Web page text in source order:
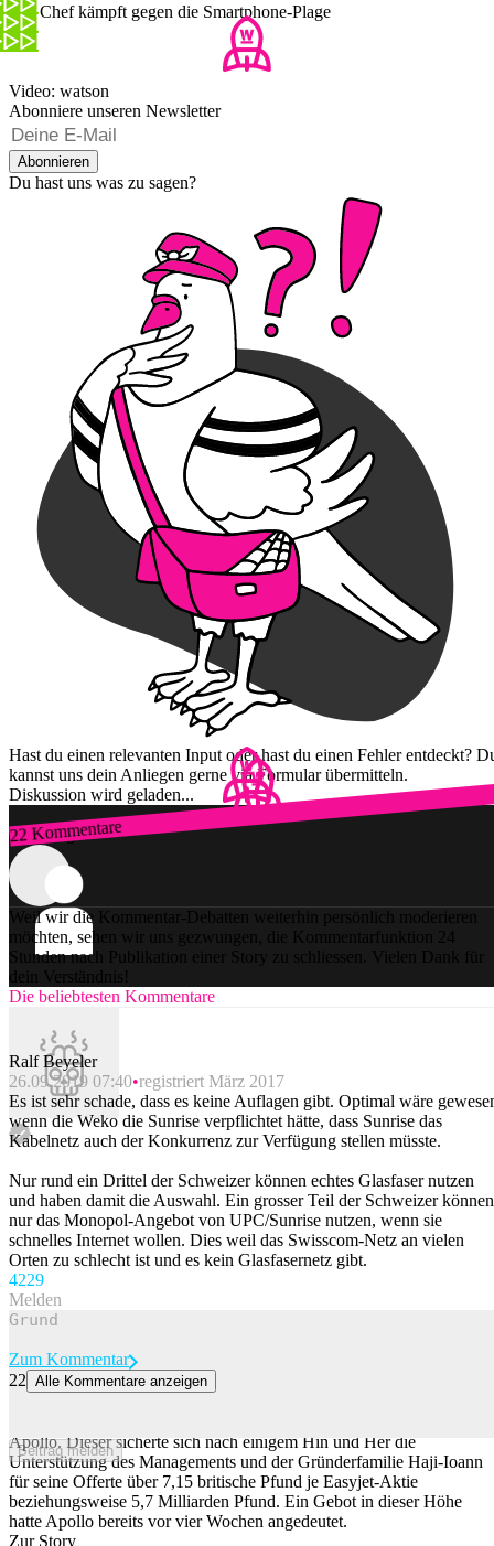
Der Chef kämpft gegen die Smartphone-Plage
Video: watson
Abonniere unseren Newsletter
Abonnieren
Du hast uns was zu sagen?
Hast du einen relevanten Input oder hast du einen Fehler entdeckt?
kannst uns dein Anliegen gerne via Formular übermitteln.
Diskussion wird geladen...
22 Kommentare
Zum Login
Weil wir die Kommentar-Debatten weiterhin persönlich moderieren
möchten, sehen wir uns gezwungen, die Kommentarfunktion 24
Stunden nach Publikation einer Story zu schliessen. Vielen Dank für
dein Verständnis!
Die beliebtesten Kommentare
Ralf Beyeler
26.09.2019 07:40 registriert März 2017
Es ist sehr schade, dass es keine Auflagen gibt. Optimal wäre
wenn die Weko die Sunrise verpflichtet hätte, dass Sunrise das
Kabelnetz auch der Konkurrenz zur Verfügung stellen müsste.
Nur rund ein Drittel der Schweizer können echtes Glasfaser nutzen
und haben damit die Auswahl. Ein grosser Teil der Schweizer können
nur das Monopol-Angebot von UPC/Sunrise nutzen, wenn sie
schnelles Internet wollen. Dies weil das Swisscom-Netz an vielen
Orten zu schlecht ist und es kein Glasfasernetz gibt.
4229
Melden
Beitrag melden
Zum Kommentar
22 Alle Kommentare anzeigen
Apollo. Dieser sicherte sich nach einigem Hin und Her die
Unterstützung des Managements und der Gründerfamilie Haji-Ioann
für seine Offerte über 7,15 britische Pfund je Easyjet-Aktie
beziehungsweise 5,7 Milliarden Pfund. Ein Gebot in dieser Höhe
hatte Apollo bereits vor vier Wochen angedeutet.
Zur Story